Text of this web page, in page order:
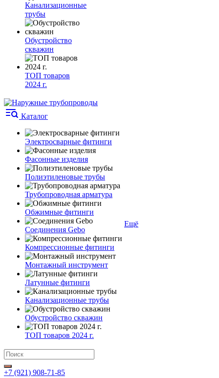
Канализационные
трубы
Обустройство
скважин
ТОП товаров
2024 г.
Каталог
Электросварные фитинги
Фасонные изделия
Полиэтиленовые трубы
Трубопроводная арматура
Обжимные фитинги
Соединения Gebo
Компрессионные фитинги
Монтажный инструмент
Латунные фитинги
Канализационные трубы
Обустройство скважин
ТОП товаров 2024 г.
Ещё
+7 (921) 908-71-85